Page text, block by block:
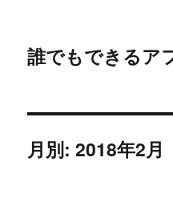
誰でもできるア
月別: 2018年2月